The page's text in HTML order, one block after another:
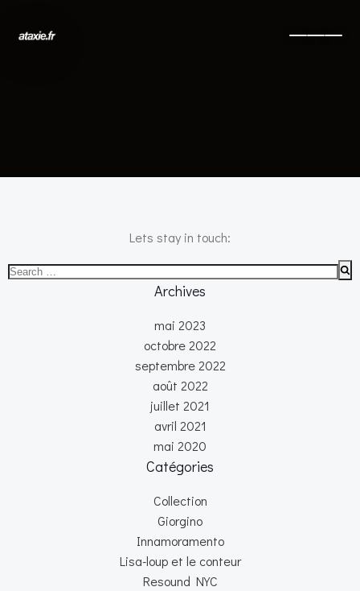
Lets stay in touch:
Search
Archives
mai 2023
octobre 2022
septembre 2022
août 2022
juillet 2021
avril 2021
mai 2020
Catégories
Collection
Giorgino
Innamoramento
Lisa-loup et le conteur
Resound NYC